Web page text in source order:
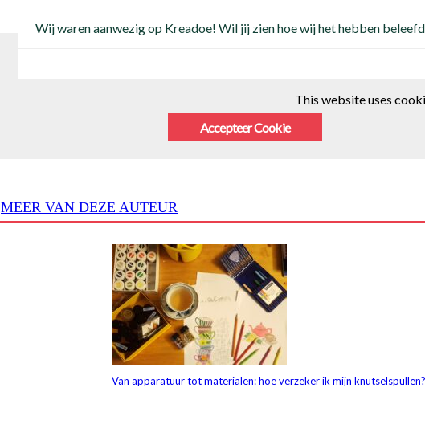
Wij waren aanwezig op Kreadoe! Wil jij zien hoe wij het hebben
This website uses
Accepteer Cookie
MEER VAN DEZE AUTEUR
Van apparatuur tot materialen: hoe verzeker ik mijn knutselspullen?